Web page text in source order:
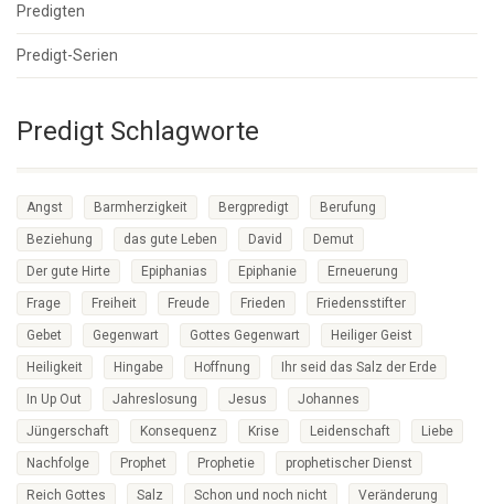
Predigten
Predigt-Serien
Predigt Schlagworte
Angst Barmherzigkeit Bergpredigt Berufung
Beziehung das gute Leben David Demut
Der gute Hirte Epiphanias Epiphanie Erneuerung
Frage Freiheit Freude Frieden Friedensstifter
Gebet Gegenwart Gottes Gegenwart Heiliger Geist
Heiligkeit Hingabe Hoffnung Ihr seid das Salz der Erde
In Up Out Jahreslosung Jesus Johannes
Jüngerschaft Konsequenz Krise Leidenschaft Liebe
Nachfolge Prophet Prophetie prophetischer Dienst
Reich Gottes Salz Schon und noch nicht Veränderung